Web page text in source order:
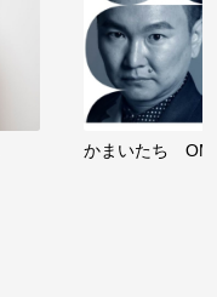
かまいたち